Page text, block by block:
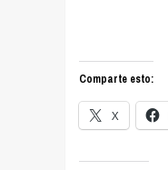
Comparte esto:
X